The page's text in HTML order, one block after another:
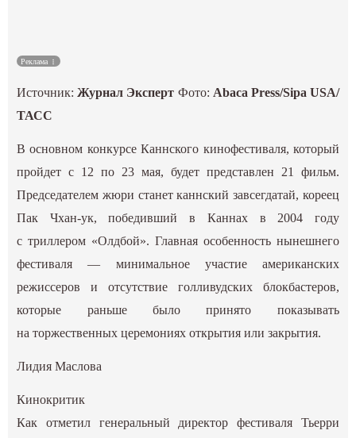
ГИД
Реклама
Источник:Журнал Эксперт Фото: Abaca Press/Sipa USA/
ТАСС
В основном конкурсе Каннского кинофестиваля, который
пройдет с 12 по 23 мая, будет представлен 21 фильм.
Председателем жюри станет каннский завсегдатай, кореец
Пак Чхан-ук, победивший в Каннах в 2004 году
с триллером «Олдбой». Главная особенность нынешнего
фестиваля — минимальное участие американских
режиссеров и отсутствие голливудских блокбастеров,
которые раньше было принято показывать
на торжественных церемониях открытия или закрытия.
Лидия Маслова
Кинокритик
Как отметил генеральный директор фестиваля Тьерри